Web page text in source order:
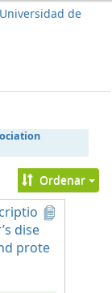
de
Ordenar
dise
prote